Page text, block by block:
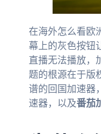
在海外怎么看欧
幕上的灰色按钮
直播无法播放，
题的根源在于版
谱的回国加速器
速器，以及番茄